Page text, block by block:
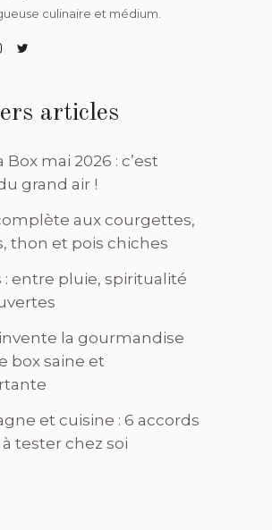
culinaire et médium.
articles
mai 2026 : c’est
grand air !
aux courgettes,
thon et pois chiches
: entre pluie, spiritualité
la gourmandise
box saine et
et cuisine : 6 accords
tester chez soi